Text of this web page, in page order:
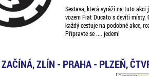
Sestava, která vyráží na tuto
vozem Fiat Ducato s devíti místy.
každý cestuje na podobné akce,
Připravte se .... jedem!
ZLÍN - PRAHA - PLZEŇ,